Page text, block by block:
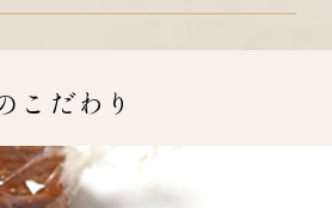
ッツ、クルミなどを砕いて合わせ、
す。
ンリが考案したこのレシピのおか
界中でその名を聞く存在へと変貌し
する「キャラメリエ」という言葉は
こだわり